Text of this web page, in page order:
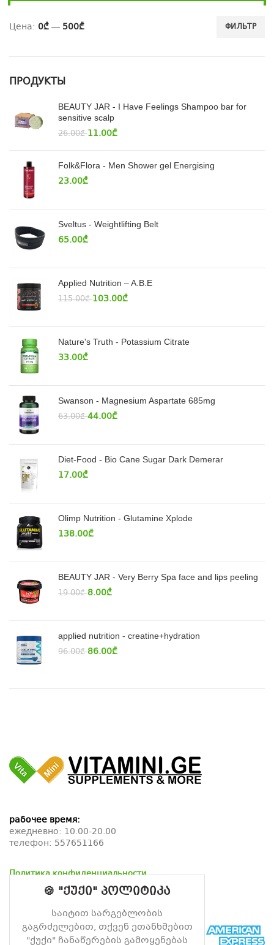
ФИЛЬТР
Цена: 0₾— 500₾
ПРОДУКТЫ
BEAUTY JAR - I Have Feelings Shampoo bar for
sensitive scalp
26.00₾ 11.00₾
Folk&Flora - Men Shower gel Energising
23.00₾
Sveltus - Weightlifting Belt
65.00₾
Applied Nutrition – A.B.E
115.00₾ 103.00₾
Nature's Truth - Potassium Citrate
33.00₾
Swanson - Magnesium Aspartate 685mg
63.00₾ 44.00₾
Diet-Food - Bio Cane Sugar Dark Demerar
17.00₾
Olimp Nutrition - Glutamine Xplode
138.00₾
BEAUTY JAR - Very Berry Spa face and lips peeling
19.00₾ 8.00₾
applied nutrition - creatine+hydration
96.00₾ 86.00₾
рабочее время:
ежедневно: 10.00-20.00
телефон: 557651166
Политика конфиденциальности
Политика возврата
Политика доставки
🍪 "ქუქი" პოლიტიკა
საიტით სარგებლობის
გაგრძელებით, თქვენ ეთანხმებით
"ქუქი" ჩანაწერების გამოყენებას